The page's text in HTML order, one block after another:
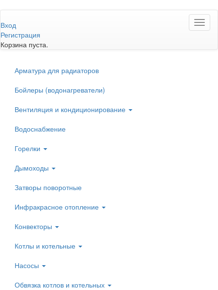
к
основному
содержанию
Вход
Регистрация
Корзина пуста.
Арматура для радиаторов
Бойлеры (водонагреватели)
Вентиляция и кондиционирование
Водоснабжение
Горелки
Дымоходы
Затворы поворотные
Инфракрасное отопление
Конвекторы
Котлы и котельные
Насосы
Обвязка котлов и котельных